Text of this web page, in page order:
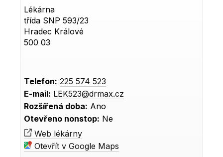
Lékárna
třída SNP 593/23
Hradec Králové
500 03
Telefon: 225 574 523
E-mail: LEK523@drmax.cz
Rozšířená doba: Ano
Otevřeno nonstop: Ne
Web lékárny
Otevřít v Google Maps